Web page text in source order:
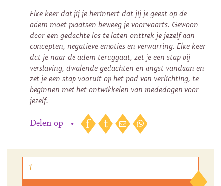
Elke keer dat jij je herinnert dat jij je geest op de
adem moet plaatsen beweeg je voorwaarts. Gewoon
door een gedachte los te laten onttrek je jezelf aan
concepten, negatieve emoties en verwarring. Elke keer
dat je naar de adem teruggaat, zet je een stap bij
verslaving, dwalende gedachten en angst vandaan en
zet je een stap vooruit op het pad van verlichting, te
beginnen met het ontwikkelen van mededogen voor
jezelf.
Delen op •